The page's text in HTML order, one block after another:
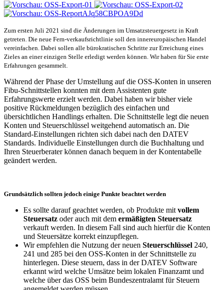
Zum ersten Juli 2021 sind die Änderungen im Umsatzsteuergesetz in Kraft
getreten. Die neue Fern-verkaufsrichtlinie soll den innereuropäischen Handel
vereinfachen. Dabei sollen alle bürokratischen Schritte zur Erreichung eines
Zieles an einer einzigen Stelle erledigt werden können. Wir haben für Sie erste
Erfahrungen gesammelt.
Während der Phase der Umstellung auf die OSS-Konten in unseren
Fibu-Schnittstellen konnten mit dem Assistenten gute
Erfahrungswerte erzielt werden. Dabei haben wir bisher viele
positive Rückmeldungen bezüglich des einfachen und
übersichtlichen Handlings erhalten. Die Schnittstelle legt die neuen
Konten und Steuerschlüssel weitgehend automatisch an. Die
Standard-Einstellungen richten sich dabei nach den DATEV
Standards. Individuelle Einstellungen durch die Buchhaltung und
Ihren Steuerberater können danach bequem in der Kontentabelle
geändert werden.
Grundsätzlich sollten jedoch einige Punkte beachtet werden
Es sollte darauf geachtet werden, ob Produkte mit vollem
Steuersatz oder auch mit dem ermäßigten Steuersatz
verkauft werden. In diesem Fall sind auch hierfür die Konten
und Steuersätze korrekt einzupflegen.
Wir empfehlen die Nutzung der neuen Steuerschlüssel 240,
241 und 285 bei den OSS-Konten in der Schnittstelle zu
hinterlegen. Diese steuern, dass in der DATEV Software
erkannt wird welche Umsätze beim lokalen Finanzamt und
welche über das OSS beim Bundeszentralamt für Steuern